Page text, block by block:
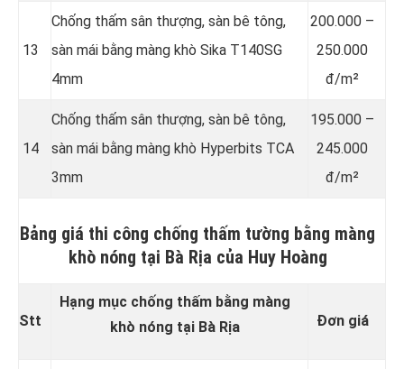
13
Chống thấm sân thượng, sàn bê tông,
sàn mái bằng màng khò Sika T140SG
4mm
200.000 –
250.000
đ/m²
14
Chống thấm sân thượng, sàn bê tông,
sàn mái bằng màng khò Hyperbits TCA
3mm
195.000 –
245.000
đ/m²
Bảng giá thi công chống thấm tường bằng màng
khò nóng tại Bà Rịa của Huy Hoàng
Stt
Hạng mục chống thấm bằng màng
khò nóng tại Bà Rịa
Đơn giá